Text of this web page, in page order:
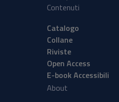
Contenuti
Catalogo
Collane
Riviste
Open Access
E-book Accessibili
About